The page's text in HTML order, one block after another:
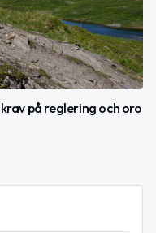
på reglering och oro